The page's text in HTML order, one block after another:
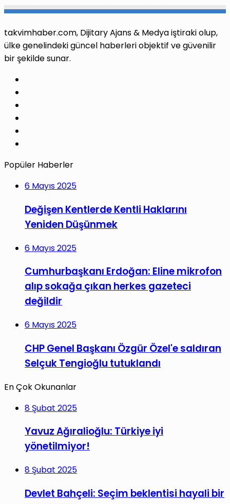
takvimhaber.com, Dijitary Ajans & Medya iştiraki olup,
ülke genelindeki güncel haberleri objektif ve güvenilir
bir şekilde sunar.
Popüler Haberler
6 Mayıs 2025
Değişen Kentlerde Kentli Haklarını
Yeniden Düşünmek
6 Mayıs 2025
Cumhurbaşkanı Erdoğan: Eline mikrofon
alıp sokağa çıkan herkes gazeteci
değildir
6 Mayıs 2025
CHP Genel Başkanı Özgür Özel'e saldıran
Selçuk Tengioğlu tutuklandı
En Çok Okunanlar
8 Şubat 2025
Yavuz Ağıralioğlu: Türkiye iyi
yönetilmiyor!
8 Şubat 2025
Devlet Bahçeli: Seçim beklentisi hayali bir